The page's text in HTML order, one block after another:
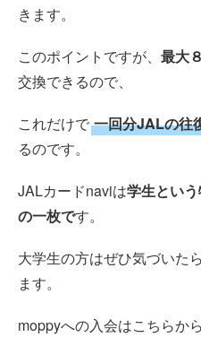
きます。
このポイントですが、 最大
交換できるので、
これだけで 一回分JALの往
るのです。
JALカードnaviは学生とい
の一枚です。
大学生の方はぜひ気づいた
ます。
moppyへの入会はこちらか